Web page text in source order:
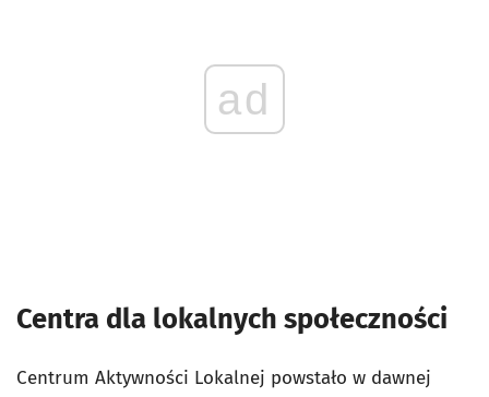
ad
Centra dla lokalnych społeczności
Centrum Aktywności Lokalnej powstało w dawnej